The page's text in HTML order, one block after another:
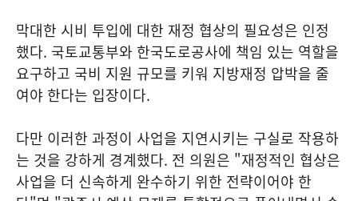
막대한 시비 투입에 대한 재정 협상의 필요성은 인정
했다. 국토교통부와 한국도로공사에 책임 있는 역할을
요구하고 국비 지원 규모를 키워 지방재정 압박을 줄
여야 한다는 입장이다.
다만 이러한 과정이 사업을 지연시키는 구실로 작용하
는 것을 강하게 경계했다. 전 의원은 "재정적인 협상은
사업을 더 신속하게 완수하기 위한 전략이어야 한